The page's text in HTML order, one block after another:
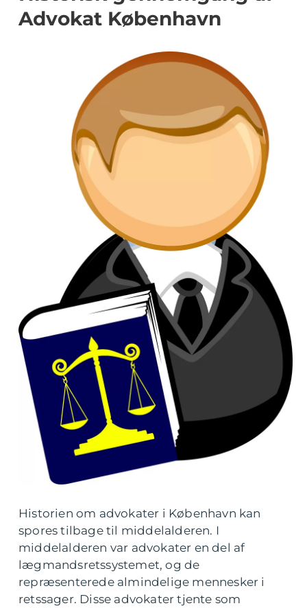
Advokat København
Historien om advokater i København kan
spores tilbage til middelalderen. I
middelalderen var advokater en del af
lægmandsretssystemet, og de
repræsenterede almindelige mennesker i
retssager. Disse advokater tjente som